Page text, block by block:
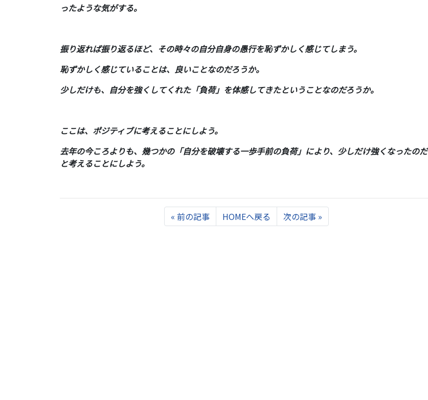
ったような気がする。
振り返れば振り返るほど、その時々の自分自身の愚行を恥ずかしく感じてしまう。
恥ずかしく感じていることは、良いことなのだろうか。
少しだけも、自分を強くしてくれた「負荷」を体感してきたということなのだろうか。
ここは、ポジティブに考えることにしよう。
去年の今ころよりも、幾つかの「自分を破壊する一歩手前の負荷」により、少しだけ強くなったのだ
と考えることにしよう。
« Previous
前の記事 HOMEへ戻る 次の記事 »